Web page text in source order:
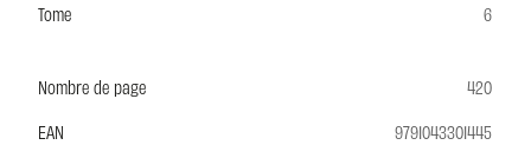
Tome
6
Nombre de page
420
EAN
9791043301445